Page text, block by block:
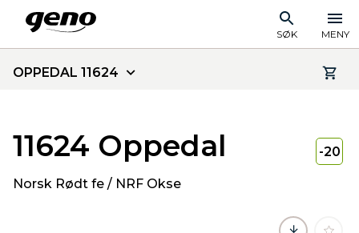
SØK MENY
OPPEDAL 11624
11624 Oppedal
Norsk Rødt fe / NRF Okse
-20